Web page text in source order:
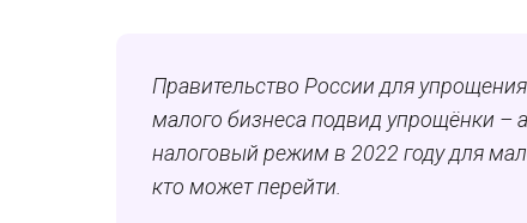
Правительство России для
малого бизнеса подвид упрощёнки
налоговый режим в 2022 году для
кто может перейти.